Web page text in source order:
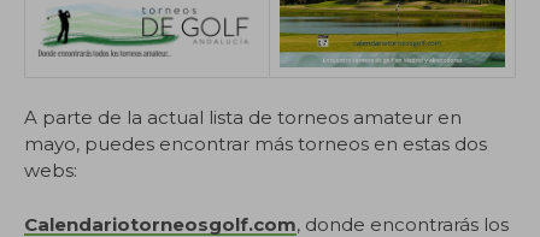
A parte de la actual lista de torneos amateur en
mayo, puedes encontrar más torneos en estas dos
webs:
Calendariotorneosgolf.com, donde encontrarás los